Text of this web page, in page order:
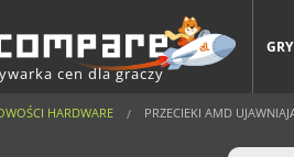
cen dla graczy
GRY
HARDWARE PRZECIEKI AMD